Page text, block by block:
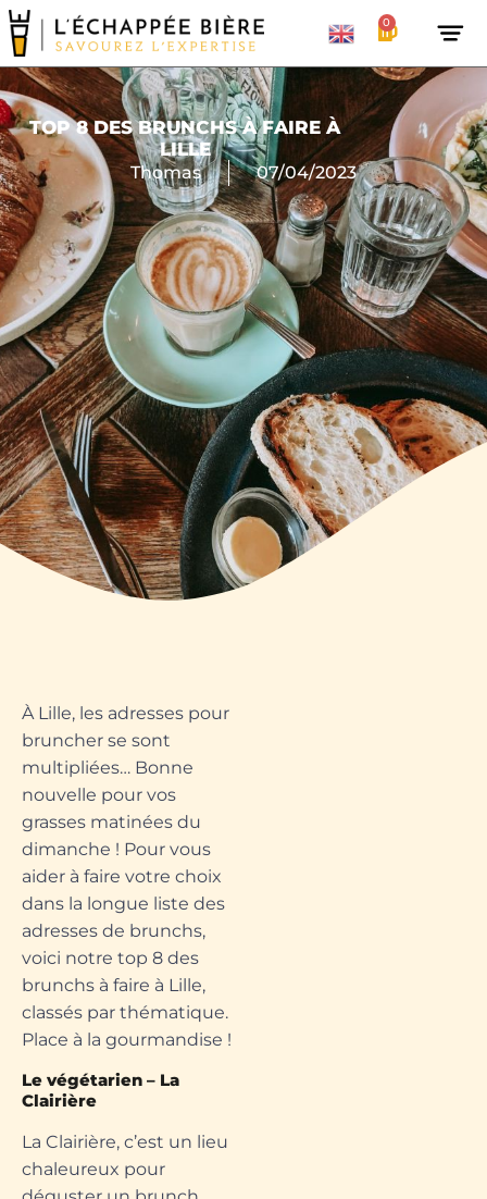
0
TOP 8 DES BRUNCHS À FAIRE À
LILLE
Thomas 07/04/2023
À Lille, les adresses pour
bruncher se sont
multipliées… Bonne
nouvelle pour vos
grasses matinées du
dimanche ! Pour vous
aider à faire votre choix
dans la longue liste des
adresses de brunchs,
voici notre top 8 des
brunchs à faire à Lille,
classés par thématique.
Place à la gourmandise !
Le végétarien – La
Clairière
La Clairière, c’est un lieu
chaleureux pour